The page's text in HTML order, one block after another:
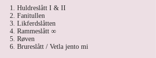
1. Huldreslått I & II
2. Fanitullen
3. Likferdslåtten
4. Rammeslått ∞
5. Røven
6. Brureslått / Vetla jento mi